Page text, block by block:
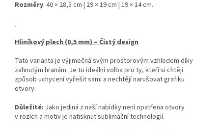
Rozměry: 40 × 28,5 cm | 29 × 19 cm | 19 × 14 cm.
Hliníkový plech (0,5 mm) – Čistý design
Tato varianta je výjimečná svým prostorovým vzhledem díky
zahnutým hranám. Je to ideální volba pro ty, kteří si chtějí
způsob uchycení vyřešit sami a nechtějí narušovat grafiku
otvory.
Důležité: Jako jediná z naší nabídky není opatřena otvory
v rozích a motiv je natisknut sublimační technologií.